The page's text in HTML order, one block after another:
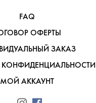
FAQ
ОФЕРТЫ
ЗАКАЗ
МОЙ АККАУНТ